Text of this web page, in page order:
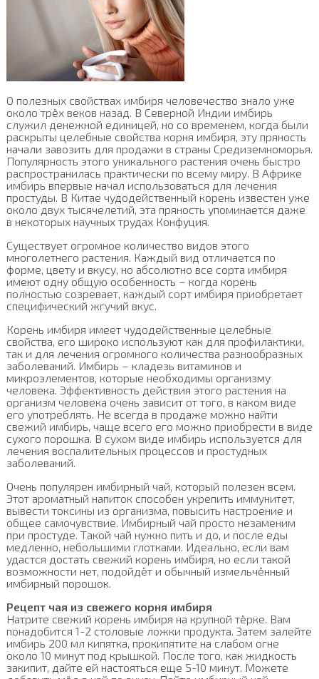
О полезных свойствах имбиря человечество знало уже
около трёх веков назад. В Северной Индии имбирь
служил денежной единицей, но со временем, когда были
раскрыты целебные свойства корня имбиря, эту пряность
начали завозить для продажи в страны Средиземноморья.
Популярность этого уникального растения очень быстро
распространилась практически по всему миру. В Африке
имбирь впервые начал использоваться для лечения
простуды. В Китае чудодейственный корень известен уже
около двух тысячелетий, эта пряность упоминается даже
в некоторых научных трудах Конфуция.
Существует огромное количество видов этого
многолетнего растения. Каждый вид отличается по
форме, цвету и вкусу, но абсолютно все сорта имбиря
имеют одну общую особенность – когда корень
полностью созревает, каждый сорт имбиря приобретает
специфический жгучий вкус.
Корень имбиря имеет чудодейственные целебные
свойства, его широко используют как для профилактики,
так и для лечения огромного количества разнообразных
заболеваний. Имбирь – кладезь витаминов и
микроэлементов, которые необходимы организму
человека. Эффективность действия этого растения на
организм человека очень зависит от того, в каком виде
его употреблять. Не всегда в продаже можно найти
свежий имбирь, чаще всего его можно приобрести в виде
сухого порошка. В сухом виде имбирь используется для
лечения воспалительных процессов и простудных
заболеваний.
Очень популярен имбирный чай, который полезен всем.
Этот ароматный напиток способен укрепить иммунитет,
вывести токсины из организма, повысить настроение и
общее самочувствие. Имбирный чай просто незаменим
при простуде. Такой чай нужно пить и до, и после еды
медленно, небольшими глотками. Идеально, если вам
удастся достать свежий корень имбиря, но если такой
возможности нет, подойдёт и обычный измельчённый
имбирный порошок.
Рецепт чая из свежего корня имбиря
Натрите свежий корень имбиря на крупной тёрке. Вам
понадобится 1-2 столовые ложки продукта. Затем залейте
имбирь 200 мл кипятка, прокипятите на слабом огне
около 10 минут под крышкой. После того, как жидкость
закипит, дайте ей настояться еще 5-10 минут. Можете